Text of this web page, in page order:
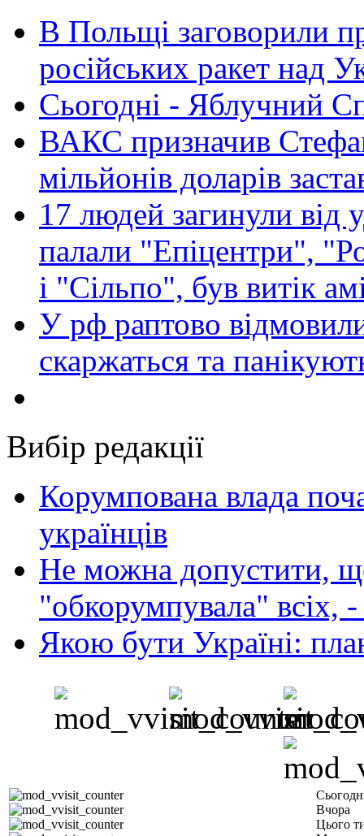
В Польщі заговорили
російських ракет над
Сьогодні - Яблучний
ВАКС призначив
мільйонів доларів
17 людей загинули від
палали "Епіцентри",
і "Сільпо", був витік
У рф раптово
скаржаться та
Вибір редакції
Корумпована влада
українців
Не можна допустити,
"обкорумпувала" всіх,
Якою бути Україні:
Вчора
Цього